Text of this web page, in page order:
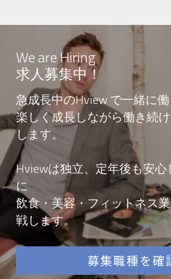
We are Hiring
求人募集中！
急成長中のHview で一緒に
楽しく成長しながら働き続
します。
Hviewは独立、定年後も安心
に
飲食・美容・フィットネス
戦します。
募集職種を確